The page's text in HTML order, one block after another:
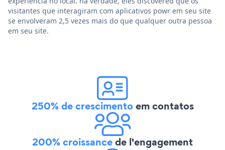
visitantes que interagiram com aplicativos powr em seu site
se envolveram 2,5 vezes mais do que qualquer outra pessoa
em seu site.
250% de crescimentoem contatos
200% croissancede l'engagement